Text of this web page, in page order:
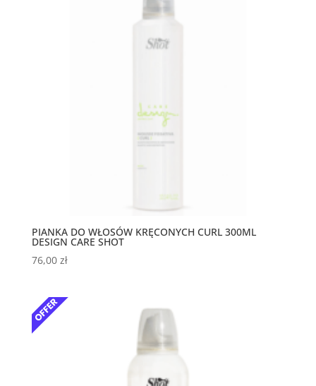
PIANKA DO WŁOSÓW KRĘCONYCH CURL 300ML
DESIGN CARE SHOT
76,00 zł